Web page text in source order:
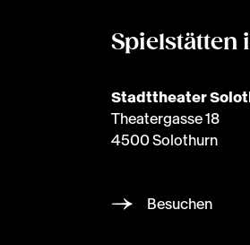
Spielstätten
Stadttheater
Theatergasse 18
4500 Solothurn
Besuchen